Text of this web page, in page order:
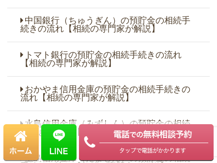
中国銀行（ちゅうぎん）の預貯金の相続手
続きの流れ【相続の専門家が解説】
トマト銀行の預貯金の相続手続きの流れ
【相続の専門家が解説】
おかやま信用金庫の預貯金の相続手続きの
流れ【相続の専門家が解説】
水島信用金庫（みずしん）の預貯金の相続
手続きの流れ【相続の専門家が解説】
玉島信用金庫（たましん）の預貯金の相続